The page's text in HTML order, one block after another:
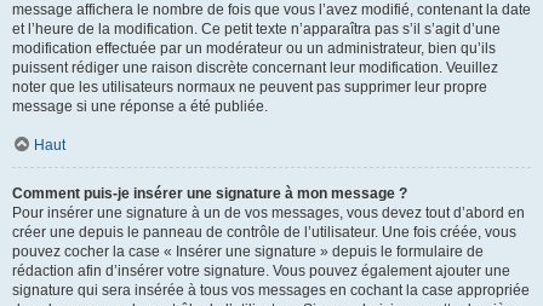
message affichera le nombre de fois que vous l’avez modifié, contenant la date
et l’heure de la modification. Ce petit texte n’apparaîtra pas s’il s’agit d’une
modification effectuée par un modérateur ou un administrateur, bien qu’ils
puissent rédiger une raison discrète concernant leur modification. Veuillez
noter que les utilisateurs normaux ne peuvent pas supprimer leur propre
message si une réponse a été publiée.
Haut
Comment puis-je insérer une signature à mon message ?
Pour insérer une signature à un de vos messages, vous devez tout d’abord en
créer une depuis le panneau de contrôle de l’utilisateur. Une fois créée, vous
pouvez cocher la case « Insérer une signature » depuis le formulaire de
rédaction afin d’insérer votre signature. Vous pouvez également ajouter une
signature qui sera insérée à tous vos messages en cochant la case appropriée